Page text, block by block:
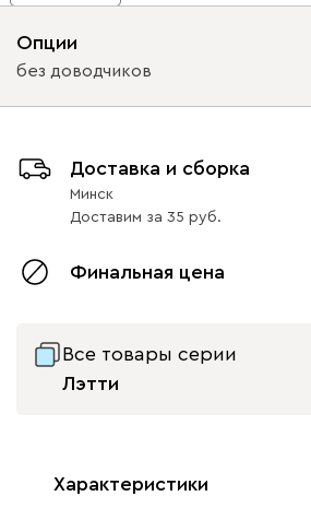
Опции
без доводчиков
с доводчиками без доводчиков
Доставка и сборка
Минск
Доставим за 35
Финальная цена
Все товары серии
Лэтти
Характеристики